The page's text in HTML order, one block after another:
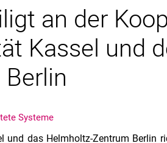
an der
Kassel und
Systeme
und das Helmholtz-Zentrum Berlin